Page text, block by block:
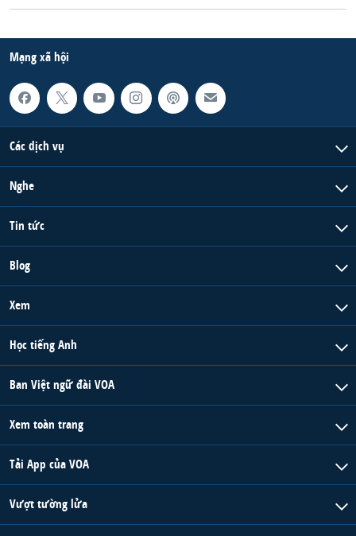
Mạng xã hội
Các dịch vụ
Nghe
Tin tức
Blog
Xem
Học tiếng Anh
Ban Việt ngữ đài VOA
Xem toàn trang
Tải App của VOA
Vượt tường lửa